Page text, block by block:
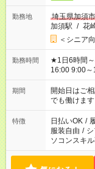
勤務地
埼玉県加須市
加須駅 / 花
＜シニア
勤務時間
★1日6時間～の時短シフト
16:00 9:00～
場合、他の
ん ※法令に
となります
短時間・短
期間
開始日はご
でも働けます
特徴 日払いOK /
服装自由 /
ソコンスキ